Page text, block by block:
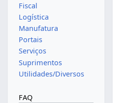
Fiscal
Logística
Manufatura
Portais
Serviços
Suprimentos
Utilidades/Diversos
FAQ